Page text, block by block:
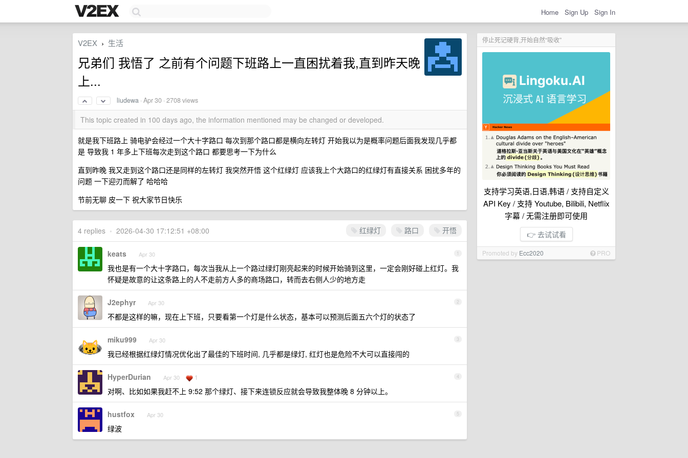
Home Sign Up Sign In
停止死记硬背,开始自然“吸收”
支持学习英语,日语,韩语 / 支持自定义
API Key / 支持 Youtube, Bilibili, Netflix
字幕 / 无需注册即可使用
👉 去试试看
Promoted by Ecc2020 PRO
V2EX › 生活
兄弟们 我悟了 之前有个问题下班路上一直困扰着我,直到昨天晚
上...
liudewa ·Apr 30 · 2708 views
This topic created in 100 days ago, the information mentioned may be changed or developed.
就是我下班路上 骑电驴会经过一个大十字路口 每次到那个路口都是横向左转灯 开始我以为是概率问题后面我发现几乎都
是 导致我 1 年多上下班每次走到这个路口 都要思考一下为什么
直到昨晚 我又走到这个路口还是同样的左转灯 我突然开悟 这个红绿灯 应该我上个大路口的红绿灯有直接关系 困扰多年的
问题 一下迎刃而解了 哈哈哈
节前无聊 皮一下 祝大家节日快乐
红绿灯 路口 开悟
4 replies • 2026-04-30 17:12:51 +08:00
1
keats Apr 30
我也是有一个大十字路口，每次当我从上一个路过绿灯刚亮起来的时候开始骑到这里，一定会刚好碰上红灯。我
怀疑是故意的让这条路上的人不走前方人多的商场路口，转而去右侧人少的地方走
2
J2ephyr Apr 30
不都是这样的嘛，现在上下班，只要看第一个灯是什么状态，基本可以预测后面五六个灯的状态了
3
miku999 Apr 30
我已经根据红绿灯情况优化出了最佳的下班时间, 几乎都是绿灯, 红灯也是危险不大可以直接闯的
4
HyperDurian Apr 30 1
对啊、比如如果我赶不上 9:52 那个绿灯、接下来连锁反应就会导致我整体晚 8 分钟以上。
5
hustfox Apr 30
绿波